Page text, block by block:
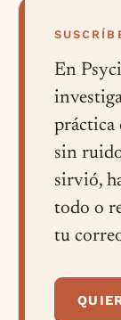
En
práctica
sin
sirvió,
todo o
tu